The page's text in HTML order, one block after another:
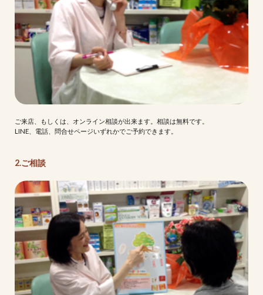
ご来店、もしくは、オンライン相談が出来ます。相談は無料です。
LINE、電話、問合せページいずれかでご予約できます。
2.ご相談